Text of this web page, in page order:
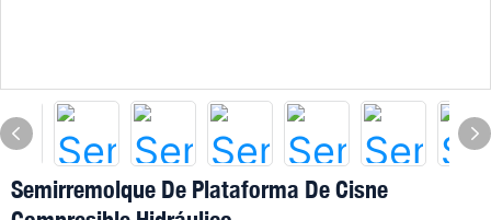
Semirremolque De Plataforma De Cisne